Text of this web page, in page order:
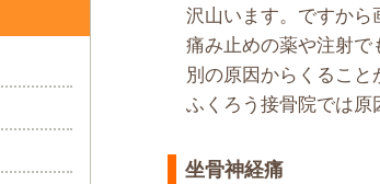
沢山います。ですから
痛み止めの薬や注射で
別の原因からくること
ふくろう接骨院では原
坐骨神経痛